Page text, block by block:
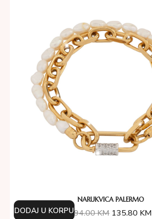
NARUKVICA PALERMO
194.00KM 135.80 KM
DODAJ U KORPU